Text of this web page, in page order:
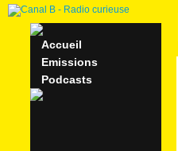
Accueil
Emissions
Podcasts